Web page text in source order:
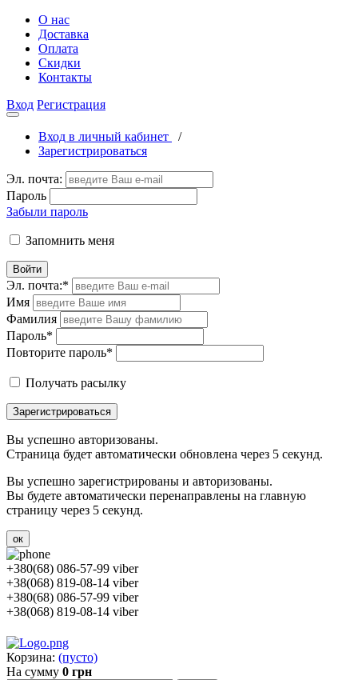
О нас
Доставка
Оплата
Скидки
Контакты
Вход Регистрация
Вход в личный кабинет
/
Зарегистрироваться
Эл. почта:
Пароль
Забыли пароль
Запомнить меня
Войти
Эл. почта:*
Имя
Фамилия
Пароль*
Повторите пароль*
Получать расылку
Зарегистрироваться
Вы успешно авторизованы.
Страница будет автоматически обновлена через 5 секунд.
Вы успешно зарегистрированы и авторизованы.
Вы будете автоматически перенаправлены на главную
страницу через 5 секунд.
ок
+380(68) 086-57-99 viber
+38(068) 819-08-14 viber
+380(68) 086-57-99 viber
+38(068) 819-08-14 viber
Корзина: (пусто)
На сумму 0 грн